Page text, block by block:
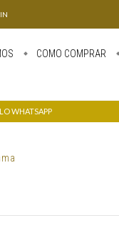
COMO COMPRAR
WHATSAPP